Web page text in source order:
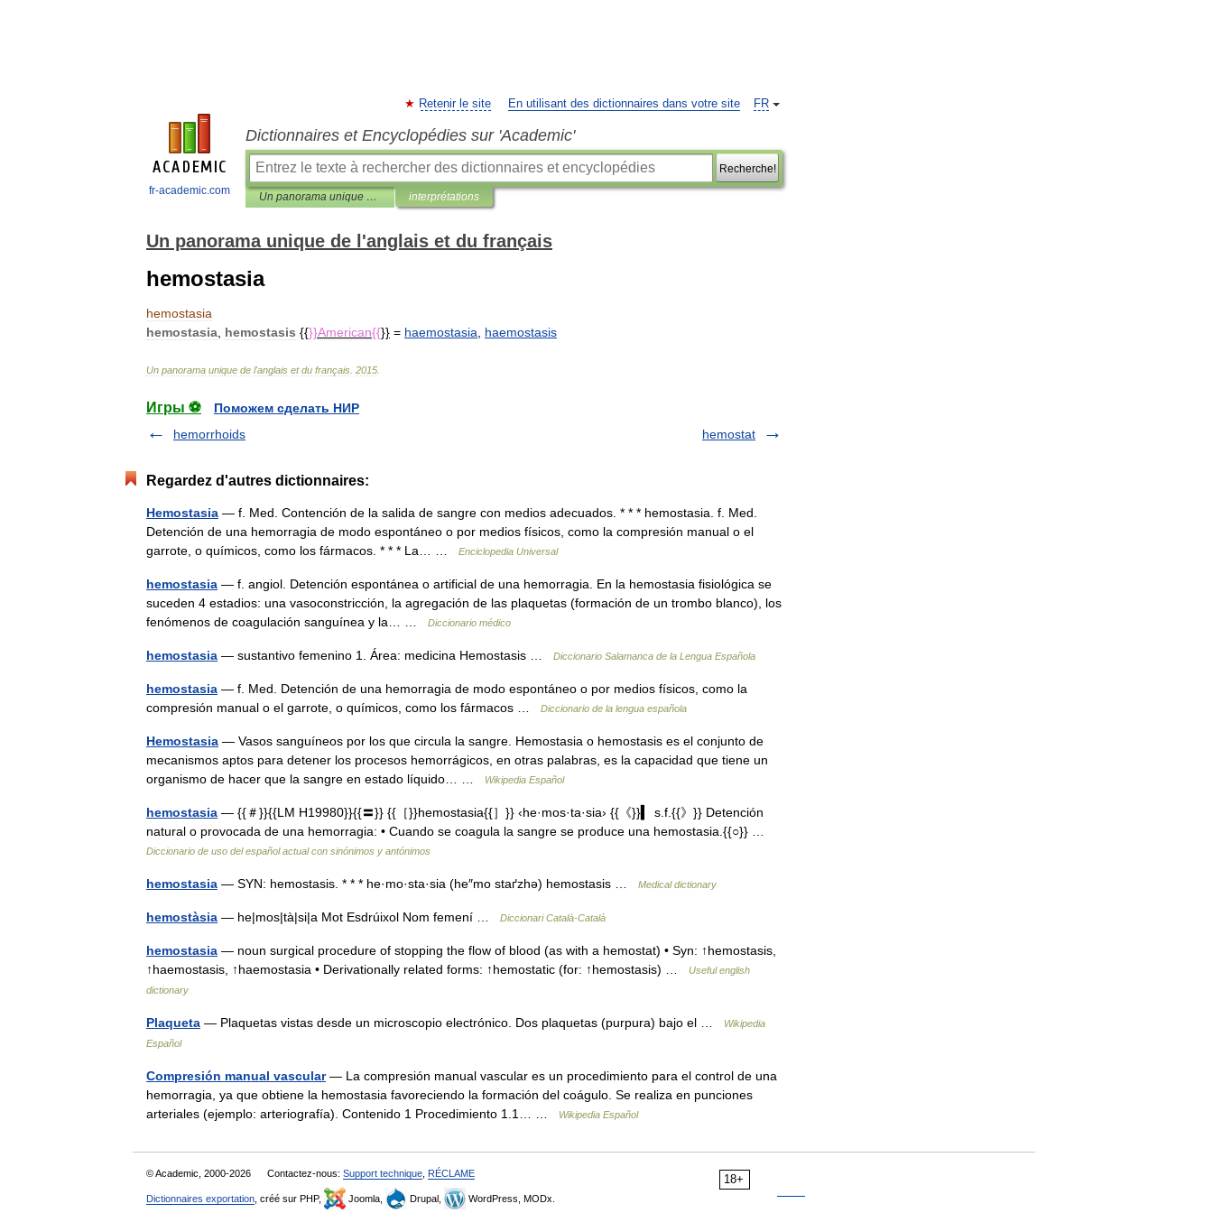
fr-academic.com
FR
Retenir le site En utilisant des dictionnaires dans votre site
Dictionnaires et Encyclopédies sur 'Academic'
Recherche!
Un panorama unique de l'anglais et du français interprétations
Un panorama unique de l'anglais et du français
hemostasia
hemostasia
hemostasia hemostasis {{}}American{{}} = haemostasia haemostasis
Un panorama unique de l'anglais et du français 2015
Игры ⚽
Поможем сделать НИР
hemorrhoids
hemostat
Regardez d'autres dictionnaires:
Hemostasia — f. Med. Contención de la salida de sangre con medios adecuados. * * * hemostasia. f. Med.
Detención de una hemorragia de modo espontáneo o por medios físicos, como la compresión manual o el
garrote, o químicos, como los fármacos. * * * La… …
Enciclopedia Universal
hemostasia — f. angiol. Detención espontánea o artificial de una hemorragia. En la hemostasia fisiológica se
suceden 4 estadios: una vasoconstricción, la agregación de las plaquetas (formación de un trombo blanco), los
fenómenos de coagulación sanguínea y la… …
Diccionario médico
hemostasia — sustantivo femenino 1. Área: medicina Hemostasis … Diccionario Salamanca de la Lengua Española
hemostasia — f. Med. Detención de una hemorragia de modo espontáneo o por medios físicos, como la
compresión manual o el garrote, o químicos, como los fármacos …
Diccionario de la lengua española
Hemostasia — Vasos sanguíneos por los que circula la sangre. Hemostasia o hemostasis es el conjunto de
mecanismos aptos para detener los procesos hemorrágicos, en otras palabras, es la capacidad que tiene un
organismo de hacer que la sangre en estado líquido… …
Wikipedia Español
hemostasia — {{＃}}{{LM H19980}}{{〓}} {{［}}hemostasia{{］}} ‹he·mos·ta·sia› {{《}}▍ s.f.{{》}} Detención
natural o provocada de una hemorragia: • Cuando se coagula la sangre se produce una hemostasia.{{○}} …
Diccionario de uso del español actual con sinónimos y antónimos
hemostasia — SYN: hemostasis. * * * he·mo·sta·sia (he″mo staґzhə) hemostasis … Medical dictionary
hemostàsia — he|mos|tà|si|a Mot Esdrúixol Nom femení … Diccionari Català-Català
hemostasia — noun surgical procedure of stopping the flow of blood (as with a hemostat) • Syn: ↑hemostasis,
↑haemostasis, ↑haemostasia • Derivationally related forms: ↑hemostatic (for: ↑hemostasis) …
Useful english
dictionary
Plaqueta — Plaquetas vistas desde un microscopio electrónico. Dos plaquetas (purpura) bajo el …
Wikipedia
Español
Compresión manual vascular— La compresión manual vascular es un procedimiento para el control de una
hemorragia, ya que obtiene la hemostasia favoreciendo la formación del coágulo. Se realiza en punciones
arteriales (ejemplo: arteriografía). Contenido 1 Procedimiento 1.1… …
Wikipedia Español
18+
© Academic, 2000-2026 Contactez-nous: Support technique RÉCLAME
Dictionnaires exportation , créé sur PHP, Joomla, Drupal, WordPress, MODx.